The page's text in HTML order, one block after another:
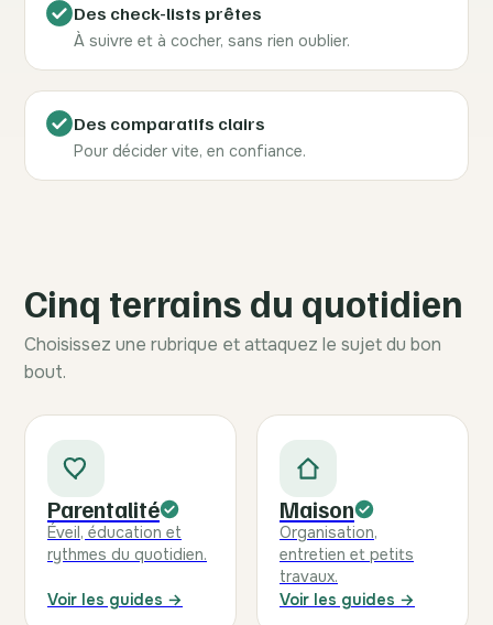
Des check-lists prêtes
À suivre et à cocher, sans rien oublier.
Des comparatifs clairs
Pour décider vite, en confiance.
Cinq terrains du quotidien
Choisissez une rubrique et attaquez le sujet du bon
bout.
Parentalité
Éveil, éducation et
rythmes du quotidien.
Voir les guides →
Maison
Organisation,
entretien et petits
travaux.
Voir les guides →